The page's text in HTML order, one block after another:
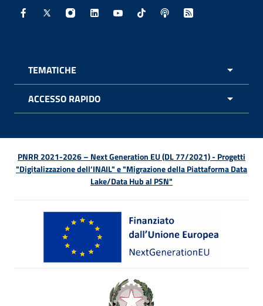
Facebook - Sito esterno - Apertura in nuova finestra
X - Sito esterno - Apertura in nuova finestra
Instagram - Sito esterno - Apertura in
Linkedin - Sito esterno - Apertura in
Youtube - Sito esterno -
TikTok - Sito esterno -
Spreaker - Sito
Feed RSS -
TEMATICHE
ACCESSO RAPIDO
PNRR 2021-2026 – Next Generation EU (DL 77/2021) - Progetti
"Digitalizzazione dell’INAIL" e "Migrazione della Piattaforma Data
Lake/Data Hub al PSN"